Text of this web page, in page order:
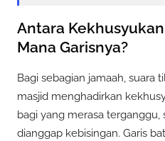
Antara
Mana Garisnya?
Bagi sebagian jamaah, suara
masjid menghadirkan
bagi yang merasa terganggu,
dianggap kebisingan. Garis